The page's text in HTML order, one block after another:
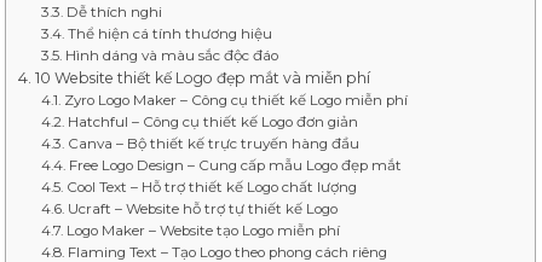
Dễ thích nghi
Thể hiện cá tính thương hiệu
Hình dáng và màu sắc độc đáo
10 Website thiết kế Logo đẹp mắt và miễn phí
Zyro Logo Maker – Công cụ thiết kế Logo miễn phí
Hatchful – Công cụ thiết kế Logo đơn giản
Canva – Bộ thiết kế trực truyến hàng đầu
Free Logo Design – Cung cấp mẫu Logo đẹp mắt
Cool Text – Hỗ trợ thiết kế Logo chất lượng
Ucraft – Website hỗ trợ tự thiết kế Logo
Logo Maker – Website tạo Logo miễn phí
Flaming Text – Tạo Logo theo phong cách riêng